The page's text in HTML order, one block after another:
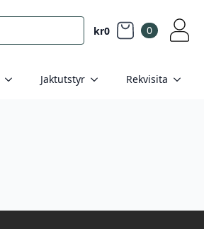
kr0 0
Jaktutstyr Rekvisita